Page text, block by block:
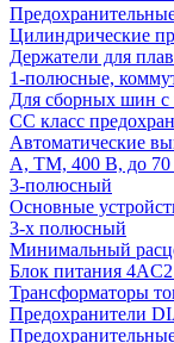
Цилиндрические
Держатели для
1-полюсные,
Для сборных шин с
СС класс
Автоматические
А, TM, 400 В, до
3-полюсный
Основные
3-х полюсный
Минимальный
Блок питания
Трансформаторы
Предохранители